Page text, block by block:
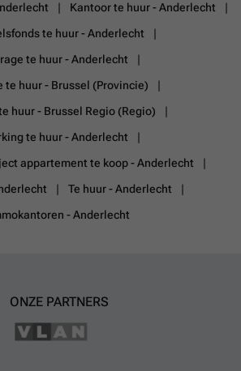
Kantoor te huur - Anderlecht
te huur - Anderlecht
te huur - Anderlecht
te huur - Brussel (Provincie)
huur - Brussel Regio (Regio)
te huur - Anderlecht
appartement te koop - Anderlecht
Te huur - Anderlecht
- Anderlecht
ONZE PARTNERS